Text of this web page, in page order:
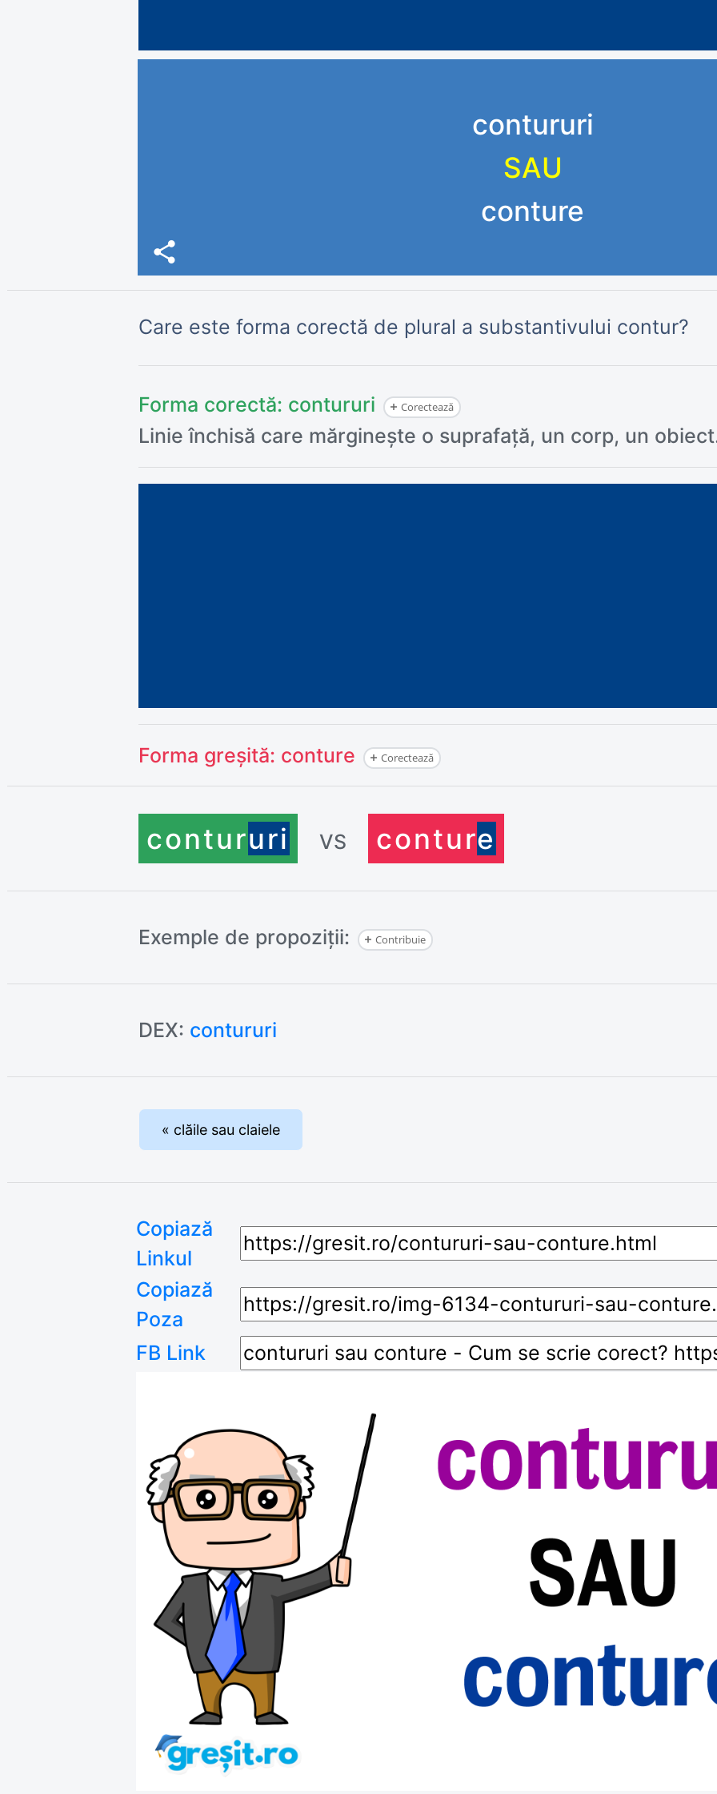
contururi
SAU
conture
share
Care este forma corectă de plural a substantivului contur?
Forma corectă: contururi Corectează
Linie închisă care mărginește o suprafață, un corp, un
Forma greșită: conture Corectează
contururi VS conture
Exemple de propoziții: Contribuie
DEX: contururi
« clăile sau claiele
Copiază
Linkul
Copiază
Poza
FB Link